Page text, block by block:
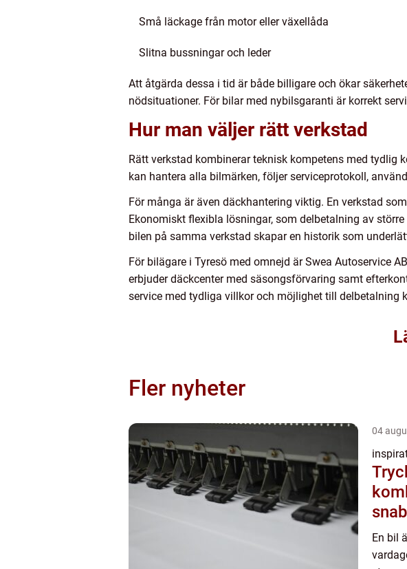
Små läckage från motor eller växellåda
Slitna bussningar och leder
Att åtgärda dessa i tid är både billigare och ökar
nödsituationer. För bilar med nybilsgaranti är korrekt
Hur man väljer rätt verkstad
Rätt verkstad kombinerar teknisk kompetens med
kan hantera alla bilmärken, följer serviceprotokoll,
För många är även däckhantering viktig. En verkstad
Ekonomiskt flexibla lösningar, som delbetalning av
bilen på samma verkstad skapar en historik som
För bilägare i Tyresö med omnejd är Swea Autoservice
erbjuder däckcenter med säsongsförvaring samt
service med tydliga villkor och möjlighet till delbetalning
Fler nyheter
04
En bil